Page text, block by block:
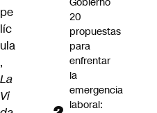
pe
líc
ula
,
La
Vi
20
propuestas
para
enfrentar
la
emergencia
laboral: